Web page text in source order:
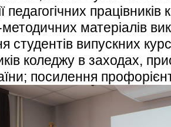
педагогічних
матеріалів
студентів випускних
коледжу в заходах,
посилення